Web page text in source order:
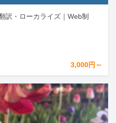
訳・ローカライズ｜Web制
3,000円～